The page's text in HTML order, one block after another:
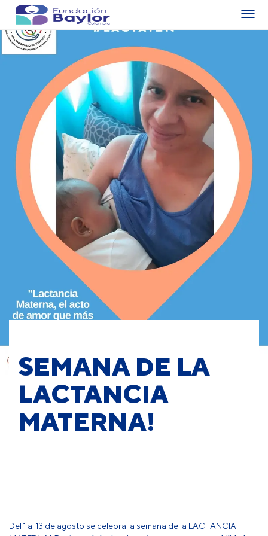
SEMANA DE LA
LACTANCIA
MATERNA!
Del 1 al 13 de agosto se celebra la semana de la LACTANCIA